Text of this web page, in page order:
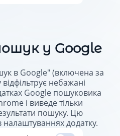
у Google
в Google" (включена за
небажані
Google пошуковика
і виведе тільки
пошуку. Цю
додатку.